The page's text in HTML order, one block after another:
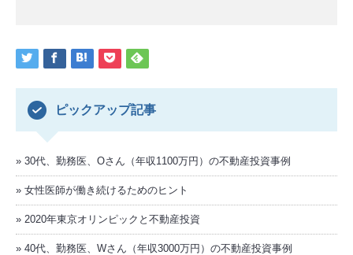
ピックアップ記事
30代、勤務医、Oさん（年収1100万円）の不動産投資事例
女性医師が働き続けるためのヒント
2020年東京オリンピックと不動産投資
40代、勤務医、Wさん（年収3000万円）の不動産投資事例